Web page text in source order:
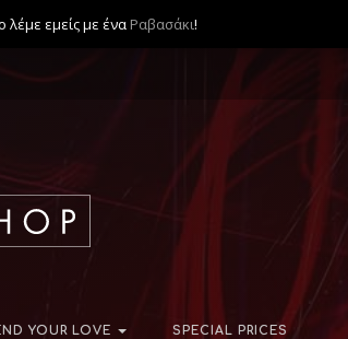
λέμε εμείς με ένα Ραβασάκι!
YOUR LOVE SPECIAL PRICES